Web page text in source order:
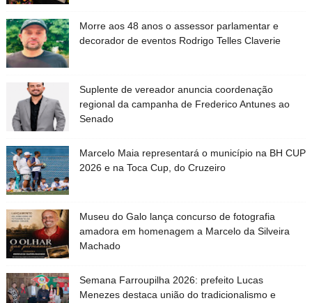
Morre aos 48 anos o assessor parlamentar e
decorador de eventos Rodrigo Telles Claverie
Suplente de vereador anuncia coordenação
regional da campanha de Frederico Antunes ao
Senado
Marcelo Maia representará o município na BH CUP
2026 e na Toca Cup, do Cruzeiro
Museu do Galo lança concurso de fotografia
amadora em homenagem a Marcelo da Silveira
Machado
Semana Farroupilha 2026: prefeito Lucas
Menezes destaca união do tradicionalismo e